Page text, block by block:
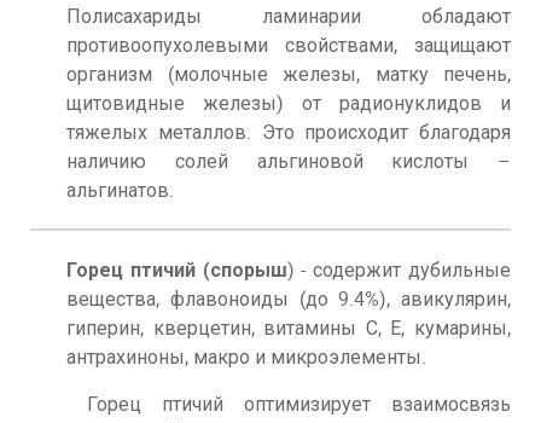
Полисахариды ламинарии обладают
противоопухолевыми свойствами, защищают
организм (молочные железы, матку печень,
щитовидные железы) от радионуклидов и
тяжелых металлов. Это происходит благодаря
наличию солей альгиновой кислоты –
альгинатов.
Горец птичий (спорыш) - содержит дубильные
вещества, флавоноиды (до 9.4%), авикулярин,
гиперин, кверцетин, витамины С, Е, кумарины,
антрахиноны, макро и микроэлементы.
Горец птичий оптимизирует взаимосвязь